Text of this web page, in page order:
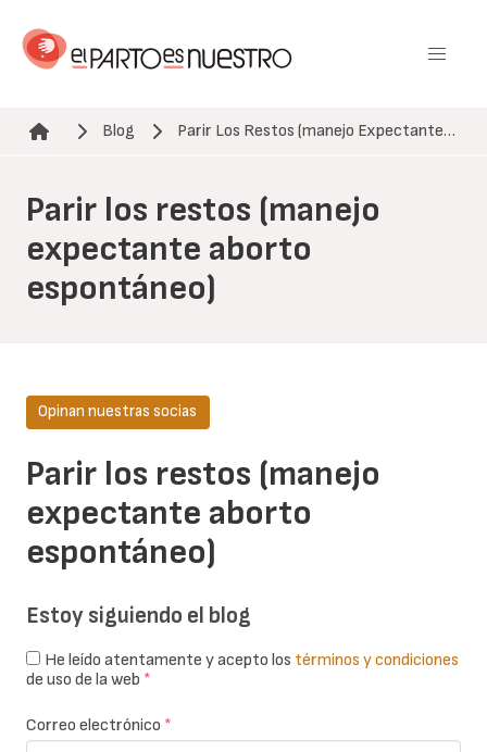
contenido
Ruta de navegación
Blog Parir Los Restos (manejo Expectante…
Parir los restos (manejo
expectante aborto
espontáneo)
Parir los restos (manejo
expectante aborto
espontáneo)
Opinan nuestras socias
Estoy siguiendo el blog
He leído atentamente y acepto los términos y condiciones
de uso de la web *
Correo electrónico *